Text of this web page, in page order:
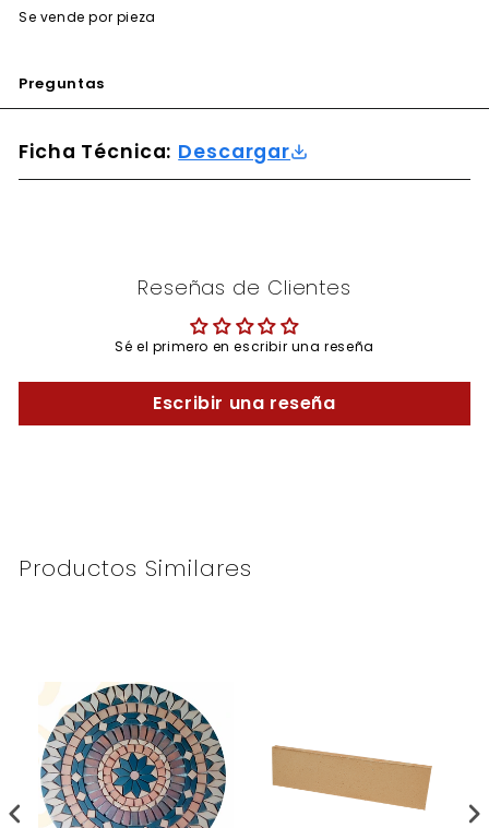
Se vende por pieza
Preguntas
Ficha Técnica: Descargar
Reseñas de Clientes
Sé el primero en escribir una reseña
Escribir una reseña
Productos Similares